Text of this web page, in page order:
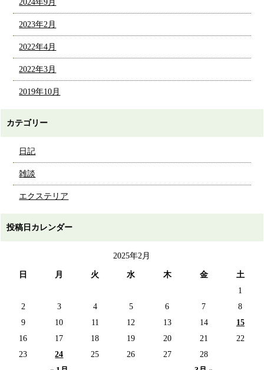
2024年9月
2023年2月
2022年4月
2022年3月
2019年10月
カテゴリー
日記
雑談
エクステリア
投稿日カレンダー
2025年2月
日 月 火 水 木 金 土
1
2
3 4 5 6 7
8
9
10 11 12 13 14
15
16
17 18 19 20 21
22
23
24 25 26 27 28